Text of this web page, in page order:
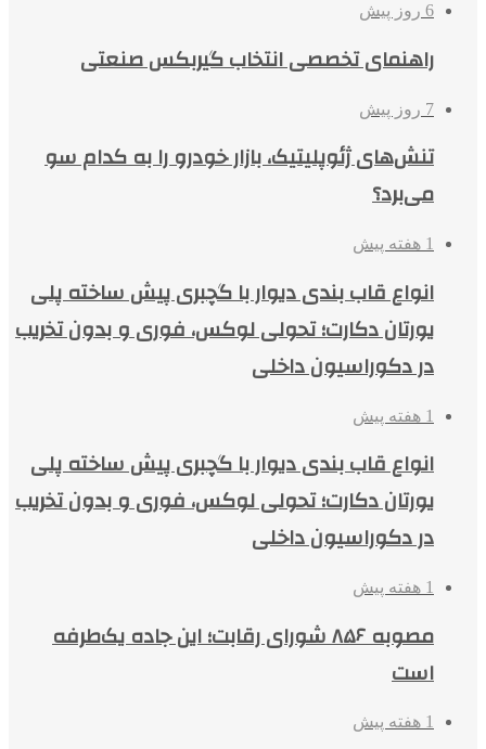
6 روز پیش
راهنمای تخصصی انتخاب گیربکس صنعتی
7 روز پیش
تنش‌های ژئوپلیتیک، بازار خودرو را به کدام سو
می‌برد؟
1 هفته پیش
انواع قاب بندی دیوار با گچبری پیش ساخته پلی
یورتان دکارت؛ تحولی لوکس، فوری و بدون تخریب
در دکوراسیون داخلی
1 هفته پیش
انواع قاب بندی دیوار با گچبری پیش ساخته پلی
یورتان دکارت؛ تحولی لوکس، فوری و بدون تخریب
در دکوراسیون داخلی
1 هفته پیش
مصوبه ۸۵۶ شورای رقابت؛ این جاده یک‌طرفه
است
1 هفته پیش